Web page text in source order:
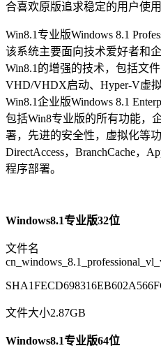
合喜欢原版追求稳定的用户使用
Win8.1专业版Windows 8.1
该系统主要面向技术爱好者和
Win8.1的增强的技术，包括文
VHD/VHDX启动、Hyper-V虚
Win8.1企业版Windows 8.1
包括Win8专业版的所有功能，
署，先进的安全性，虚拟化等功
DirectAccess，BranchCache，
程序部署。
Windows8.1专业版32位
文件名
文件大小2.87GB
Windows8.1专业版64位